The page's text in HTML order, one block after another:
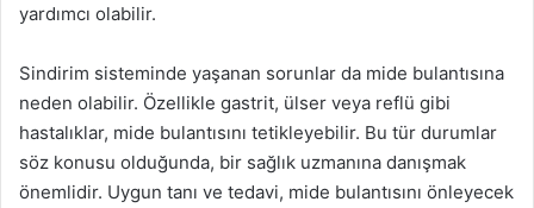
yardımcı olabilir.
Sindirim sisteminde yaşanan sorunlar da mide bulantısına
neden olabilir. Özellikle gastrit, ülser veya reflü gibi
hastalıklar, mide bulantısını tetikleyebilir. Bu tür durumlar
söz konusu olduğunda, bir sağlık uzmanına danışmak
önemlidir. Uygun tanı ve tedavi, mide bulantısını önleyecek